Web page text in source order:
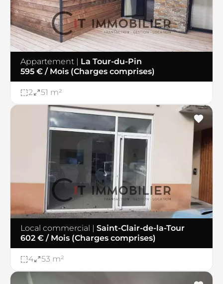
Appartement | La Tour-du-Pin
595 € / Mois (Charges comprises)
2 51 m²
Local commercial | Saint-Clair-de-la-Tour
602 € / Mois (Charges comprises)
4 53 m²